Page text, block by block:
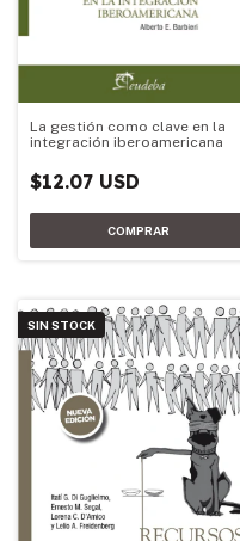
La gestión como clave en la
integración iberoamericana
$12.07 USD
SIN STOCK